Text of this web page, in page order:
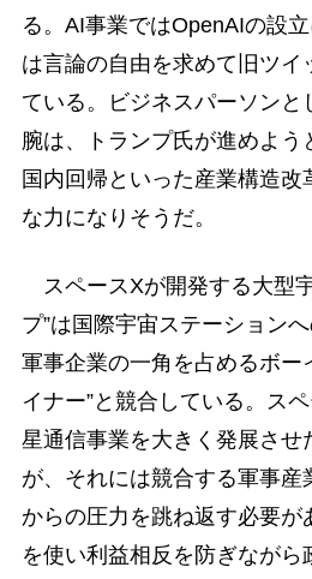
る。AI事業ではOpenAIの設
は言論の自由を求めて旧ツイ
ている。ビジネスパーソンと
腕は、トランプ氏が進めよう
国内回帰といった産業構造改
な力になりそうだ。
スペースXが開発する大型
プ”は国際宇宙ステーション
軍事企業の一角を占めるボー
イナー”と競合している。ス
星通信事業を大きく発展させ
が、それには競合する軍事産
からの圧力を跳ね返す必要が
を使い利益相反を防ぎながら